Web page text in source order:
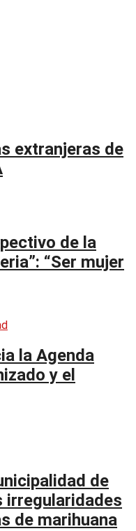
extranjeras de
de la
“Ser mujer
la Agenda
y el
de
irregularidades
de marihuana